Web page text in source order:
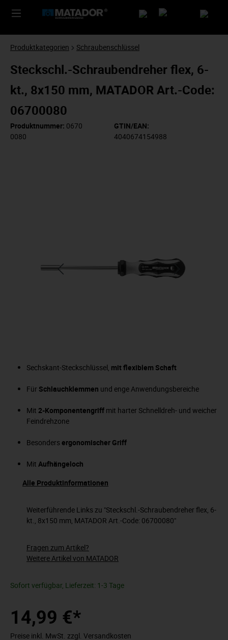
Produktkategorien Schraubenschlüssel
Steckschl.-Schraubendreher flex, 6-
kt., 8x150 mm, MATADOR Art.-Code:
06700080
Produktnummer: 0670
0080
GTIN/EAN:
4040674154988
Sechskant-Steckschlüssel, mit flexiblem Schaft
Für Schlauchklemmen und enge Anwendungsbereiche
Mit 2-Komponentengriff mit harter Schnelldreh- und weicher
Feindrehzone
Besondersergonomischer Griff
Mit Aufhängeloch
Alle Produktinformationen
Weiterführende Links zu "Steckschl.-Schraubendreher flex, 6-
kt., 8x150 mm, MATADOR Art.-Code: 06700080"
Fragen zum Artikel?
Weitere Artikel von MATADOR
Sofort verfügbar, Lieferzeit: 1-3 Tage
14,99 €*
Preise inkl. MwSt. zzgl. Versandkosten